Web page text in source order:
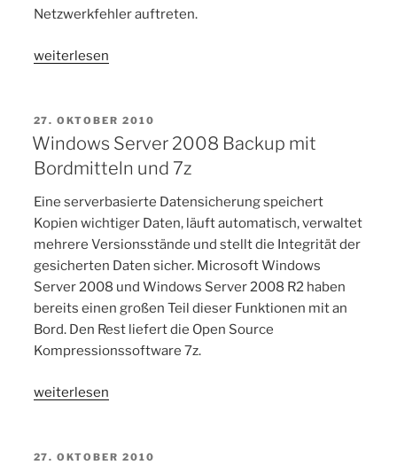
Netzwerkfehler auftreten.
„Windows
automatisch
wieder
neu
weiterlesen
VERÖFFENTLICHT
AM
27. OKTOBER 2010
Windows Server 2008 Backup mit
Bordmitteln und 7z
Eine serverbasierte Datensicherung speichert
Kopien wichtiger Daten, läuft automatisch, verwaltet
mehrere Versionsstände und stellt die Integrität der
gesicherten Daten sicher. Microsoft Windows
Server 2008 und Windows Server 2008 R2 haben
bereits einen großen Teil dieser Funktionen mit an
Bord. Den Rest liefert die Open Source
Kompressionssoftware 7z.
„Windows
Backup
weiterlesen
VERÖFFENTLICHT
27. OKTOBER 2010